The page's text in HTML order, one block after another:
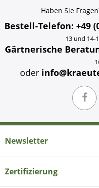
Haben Sie
Bestell-Telefon: +49
13 und 14-
Gärtnerische
oder
Newsletter
Zertifizierung